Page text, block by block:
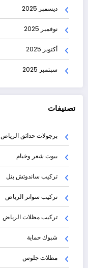
ديسمبر 2025
نوفمبر 2025
أكتوبر 2025
سبتمبر 2025
تصنيفات
برجولات حدائق الرياض
بيوت شعر وخيام
تركيب ساندوتش بنل
تركيب سواتر الرياض
تركيب مظلات الرياض
شبوك حماية
مظلات جلوس